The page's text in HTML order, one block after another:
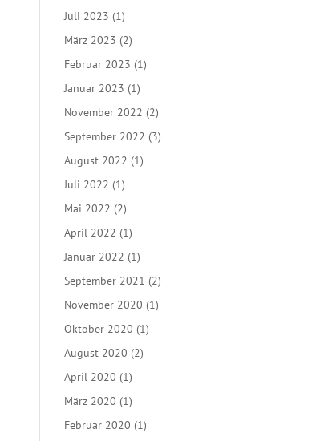
Juli 2023 (1)
März 2023 (2)
Februar 2023 (1)
Januar 2023 (1)
November 2022 (2)
September 2022 (3)
August 2022 (1)
Juli 2022 (1)
Mai 2022 (2)
April 2022 (1)
Januar 2022 (1)
September 2021 (2)
November 2020 (1)
Oktober 2020 (1)
August 2020 (2)
April 2020 (1)
März 2020 (1)
Februar 2020 (1)